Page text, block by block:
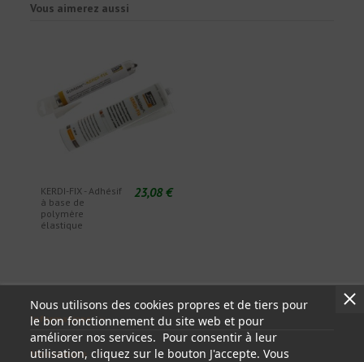
Vous aimerez aussi
KERDI-FIX - Adhésif
à base de
polymère
élastique
23,08 €
Nous utilisons des cookies propres et de tiers pour
le bon fonctionnement du site web et pour
améliorer nos services. Pour consentir à leur
utilisation, cliquez sur le bouton J'accepte. Vous
Informations
Mon compte